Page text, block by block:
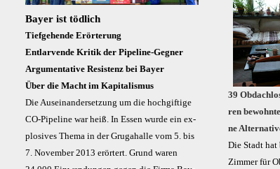
Bayer ist töd­lich
Tiefgehende Erörterung
Entlarvende Kritik der Pipeline-Gegner
Argumentative Resistenz bei Bayer
Über die Macht im Kapitalismus
Die Aus­ein­an­der­set­zung um die hoch­gif­ti­ge
CO-Pipe­line war heiß. In Es­sen wur­de ein ex­
plo­si­ves The­ma in der Gru­ga­hal­le vom 5. bis
7. No­vem­ber 2013 er­ör­tert. Grund wa­ren
39
ren
ne
Die Stadt
Zim­mer für